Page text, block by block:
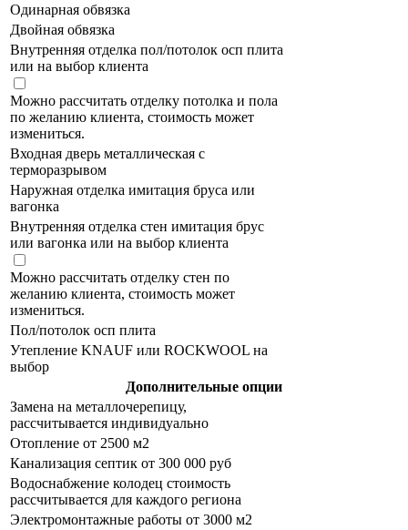
Одинарная обвязка
Двойная обвязка
Внутренняя отделка пол/потолок осп плита
или на выбор клиента
Можно рассчитать отделку потолка и пола
по желанию клиента, стоимость может
измениться.
Входная дверь металлическая с
терморазрывом
Наружная отделка имитация бруса или
вагонка
Внутренняя отделка стен имитация брус
или вагонка или на выбор клиента
Можно рассчитать отделку стен по
желанию клиента, стоимость может
измениться.
Пол/потолок осп плита
Утепление KNAUF или ROCKWOOL на
выбор
Дополнительные опции
Замена на металлочерепицу,
рассчитывается индивидуально
Отопление от 2500 м2
Канализация септик от 300 000 руб
Водоснабжение колодец стоимость
рассчитывается для каждого региона
Электромонтажные работы от 3000 м2